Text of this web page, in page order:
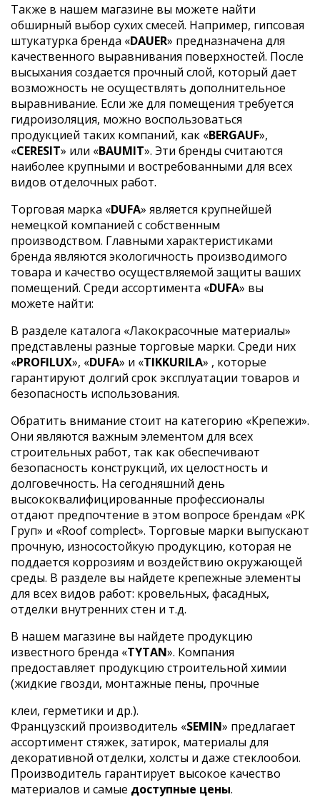
Также в нашем магазине вы можете найти
обширный выбор сухих смесей. Например, гипсовая
штукатурка бренда «DAUER» предназначена для
качественного выравнивания поверхностей. После
высыхания создается прочный слой, который дает
возможность не осуществлять дополнительное
выравнивание. Если же для помещения требуется
гидроизоляция, можно воспользоваться
продукцией таких компаний, как «BERGAUF»,
«CERESIT» или «BAUMIT». Эти бренды считаются
наиболее крупными и востребованными для всех
видов отделочных работ.
Торговая марка «DUFA» является крупнейшей
немецкой компанией с собственным
производством. Главными характеристиками
бренда являются экологичность производимого
товара и качество осуществляемой защиты ваших
помещений. Среди ассортимента «DUFA» вы
можете найти:
В разделе каталога «Лакокрасочные материалы»
представлены разные торговые марки. Среди них
«PROFILUX», «DUFA» и «TIKKURILA» , которые
гарантируют долгий срок эксплуатации товаров и
безопасность использования.
Обратить внимание стоит на категорию «Крепежи».
Они являются важным элементом для всех
строительных работ, так как обеспечивают
безопасность конструкций, их целостность и
долговечность. На сегодняшний день
высококвалифицированные профессионалы
отдают предпочтение в этом вопросе брендам «РК
Груп» и «Roof complect». Торговые марки выпускают
прочную, износостойкую продукцию, которая не
поддается коррозиям и воздействию окружающей
среды. В разделе вы найдете крепежные элементы
для всех видов работ: кровельных, фасадных,
отделки внутренних стен и т.д.
В нашем магазине вы найдете продукцию
известного бренда «TYTAN». Компания
предоставляет продукцию строительной химии
(жидкие гвозди, монтажные пены, прочные
клеи, герметики и др.).
Французский производитель «SEMIN» предлагает
ассортимент стяжек, затирок, материалы для
декоративной отделки, холсты и даже стеклообои.
Производитель гарантирует высокое качество
материалов и самые доступные цены.